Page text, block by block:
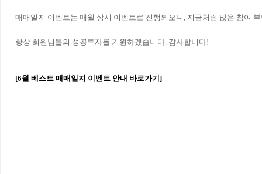
매매일지 이벤트는 매월 상시 이벤트로 진행되오니, 지금처럼 많은 참여
항상 회원님들의 성공투자를 기원하겠습니다. 감사합니다!
[6월 베스트 매매일지 이벤트 안내 바로가기]